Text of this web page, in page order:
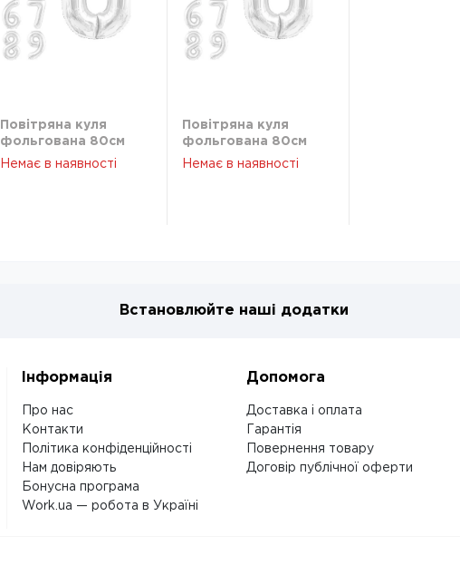
Повітряна куля
фольгована 80см
Цифри 8 срібні
Немає в наявності
Повітряна куля
фольгована 80см
Цифри 8 срібні
Немає в наявності
Встановлюйте наші додатки
Інформація
Про нас
Контакти
Політика конфіденційності
Нам довіряють
Бонусна програма
Work.ua — робота в Україні
Допомога
Доставка і оплата
Гарантія
Повернення товару
Договір публічної оферти